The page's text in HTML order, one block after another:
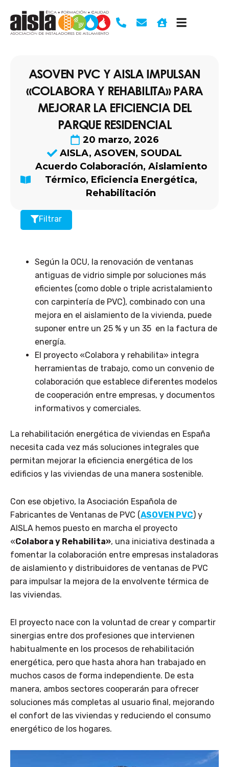
contenido
ASOVEN PVC Y AISLA IMPULSAN
«COLABORA Y REHABILITA» PARA
MEJORAR LA EFICIENCIA DEL
PARQUE RESIDENCIAL
20 marzo, 2026
AISLA, ASOVEN, SOUDAL
Acuerdo Colaboración, Aislamiento
Térmico, Eficiencia Energética,
Rehabilitación
Filtrar
Según la OCU, la renovación de ventanas
antiguas de vidrio simple por soluciones más
eficientes (como doble o triple acristalamiento
con carpintería de PVC), combinado con una
mejora en el aislamiento de la vivienda, puede
suponer entre un 25 % y un 35 en la factura de
energía.
El proyecto «Colabora y rehabilita» integra
herramientas de trabajo, como un convenio de
colaboración que establece diferentes modelos
de cooperación entre empresas, y documentos
informativos y comerciales.
La rehabilitación energética de viviendas en España
necesita cada vez más soluciones integrales que
permitan mejorar la eficiencia energética de los
edificios y las viviendas de una manera sostenible.
Con ese objetivo, la Asociación Española de
Fabricantes de Ventanas de PVC (ASOVEN PVC) y
AISLA hemos puesto en marcha el proyecto
«Colabora y Rehabilita», una iniciativa destinada a
fomentar la colaboración entre empresas instaladoras
de aislamiento y distribuidores de ventanas de PVC
para impulsar la mejora de la envolvente térmica de
las viviendas.
El proyecto nace con la voluntad de crear y compartir
sinergias entre dos profesiones que intervienen
habitualmente en los procesos de rehabilitación
energética, pero que hasta ahora han trabajado en
muchos casos de forma independiente. De esta
manera, ambos sectores cooperarán para ofrecer
soluciones más completas al usuario final, mejorando
el confort de las viviendas y reduciendo el consumo
energético de los hogares.